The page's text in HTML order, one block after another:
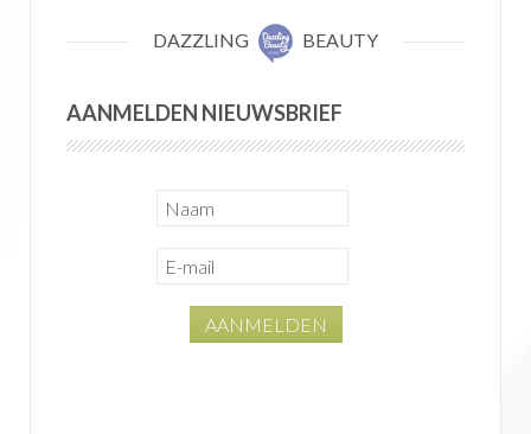
DAZZLING BEAUTY
AANMELDEN NIEUWSBRIEF